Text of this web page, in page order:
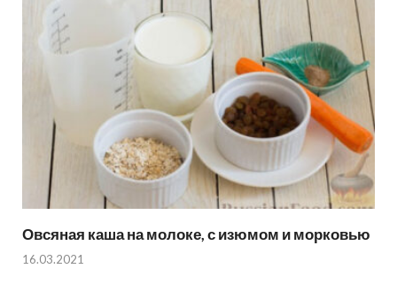
Овсяная каша на молоке, с изюмом и морковью
16.03.2021